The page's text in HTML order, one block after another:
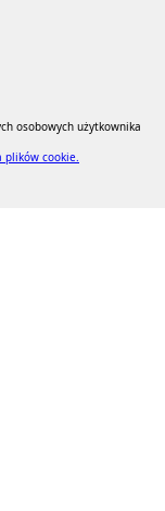
osobowych użytkownika
plików cookie.